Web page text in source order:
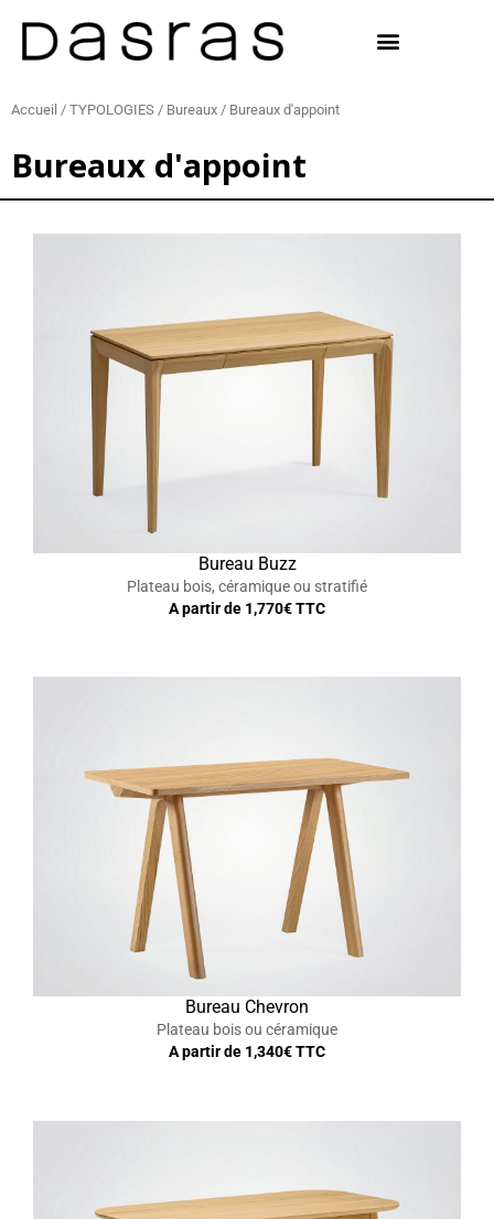
contenu
Accueil / TYPOLOGIES / Bureaux / Bureaux d'appoint
Bureaux d'appoint
Bureau Buzz
Plateau bois, céramique ou stratifié
A partir de 1,770€ TTC
Bureau Chevron
Plateau bois ou céramique
A partir de 1,340€ TTC